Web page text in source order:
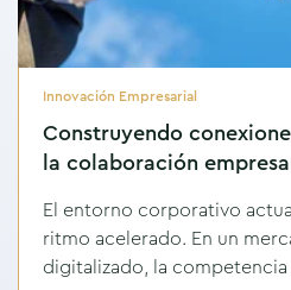
Innovación Empresarial
Construyendo
la colaboración
El entorno corporativo
ritmo acelerado. En un
digitalizado, la competencia